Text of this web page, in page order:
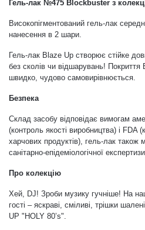
Дезінфекція та стерилізація
Декор для нігтів
Трикутники (каміфубукі)
Наклейки гнучкі лінії
Наліпки гнучкі лінії
Втирки
Бульонки
Блискітки (пісок для
Навчання
Гель-лак №475 Blockbuster з
Високопігментований гель-лак
нанесення в 2 шари.
Гель-лак Blaze Up створює стійке
без сколів чи відшарувань! Покриття
швидко, чудово самовирівнюється.
Безпека
Склад засобу відповідає вимогам
(контроль якості виробництва) і FDA
харчових продуктів), гель-лак також
санітарно-епідеміологічної
Про колекцію
Хей, DJ! Зроби музику гучніше! На
гості – яскраві, сміливі, трішки
UP "HOLY 80’s".